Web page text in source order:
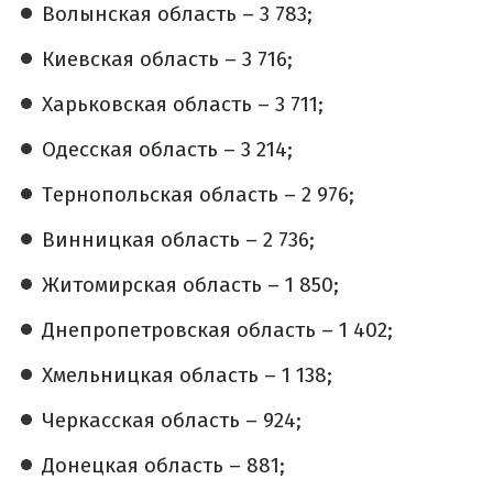
Волынская область – 3 783;
Киевская область – 3 716;
Харьковская область – 3 711;
Одесская область – 3 214;
Тернопольская область – 2 976;
Винницкая область – 2 736;
Житомирская область – 1 850;
Днепропетровская область – 1 402;
Хмельницкая область – 1 138;
Черкасская область – 924;
Донецкая область – 881;